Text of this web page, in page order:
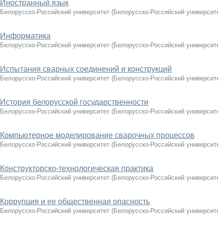
Иностранный язык
Белорусско-Российский университет (Белорусско-Российский
Информатика
Белорусско-Российский университет (Белорусско-Российский
Испытания сварных соединений и конструкций
Белорусско-Российский университет (Белорусско-Российский
История белорусской государственности
Белорусско-Российский университет (Белорусско-Российский
Компьютерное моделирование сварочных процессов
Белорусско-Российский университет (Белорусско-Российский
Конструкторско-технологическая практика
Белорусско-Российский университет (Белорусско-Российский
Коррупция и ее общественная опасность
Белорусско-Российский университет (Белорусско-Российский